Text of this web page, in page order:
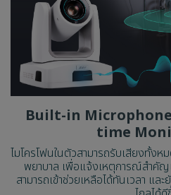
Built-in
time
ไมโครโฟนในตัวสามารถรับเสียงทั้ง
พยาบาล เพื่อแจ้งเหตุการณ์สำคัญ
สามารถเข้าช่วยเหลือได้ทันเวลา แล